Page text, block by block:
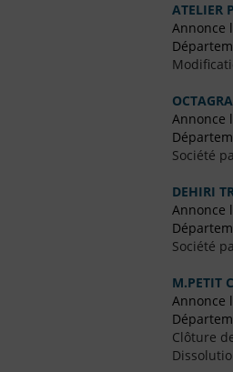
ATELIER
Annonce
Annonce
Société
DEHIRI
Annonce
Société
M.PETIT
Annonce
Clôture